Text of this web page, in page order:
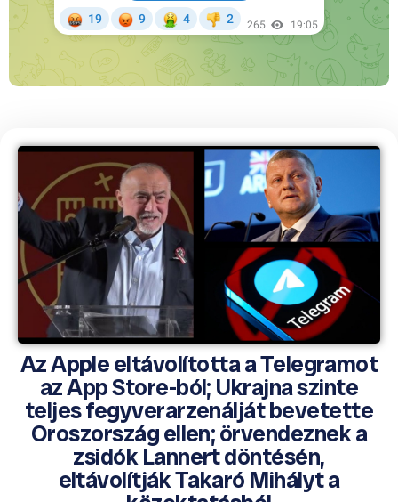
Az Apple eltávolította a Telegramot
az App Store-ból; Ukrajna szinte
teljes fegyverarzenálját bevetette
Oroszország ellen; örvendeznek a
zsidók Lannert döntésén,
eltávolítják Takaró Mihályt a